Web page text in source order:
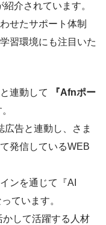
介されています。
せたサポート体制
習環境にも注目いた
連動して 『Afnポー
告と連動し、さま
発信しているWEB
ンを通じて『AI
ています。
して活躍する人材